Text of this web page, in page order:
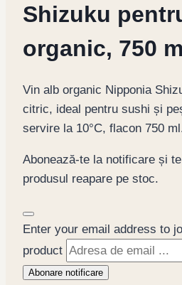
Shizuku
organic, 750
Vin alb organic Nipponia
citric, ideal pentru sushi și
servire la 10°C, flacon 750
Abonează-te la notificare și
produsul reapare pe stoc.
Dismiss
notification
Enter your email address to
product
Abonare notificare